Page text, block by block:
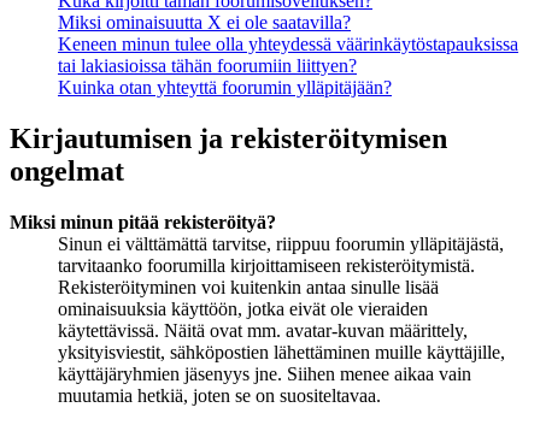
Miksi ominaisuutta X ei ole saatavilla?
Keneen minun tulee olla yhteydessä väärinkäytöstapauksissa
tai lakiasioissa tähän foorumiin liittyen?
Kuinka otan yhteyttä foorumin ylläpitäjään?
Kirjautumisen ja rekisteröitymisen
ongelmat
Miksi minun pitää rekisteröityä?
Sinun ei välttämättä tarvitse, riippuu foorumin ylläpitäjästä,
tarvitaanko foorumilla kirjoittamiseen rekisteröitymistä.
Rekisteröityminen voi kuitenkin antaa sinulle lisää
ominaisuuksia käyttöön, jotka eivät ole vieraiden
käytettävissä. Näitä ovat mm. avatar-kuvan määrittely,
yksityisviestit, sähköpostien lähettäminen muille käyttäjille,
käyttäjäryhmien jäsenyys jne. Siihen menee aikaa vain
muutamia hetkiä, joten se on suositeltavaa.